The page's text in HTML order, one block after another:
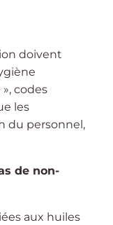
doivent
codes
les
du personnel,
de non-
aux huiles